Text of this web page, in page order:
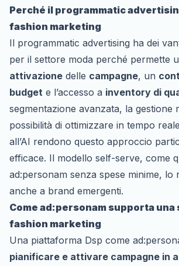
Perché il programmatic
fashion marketing
Il programmatic advertising ha dei
per il settore moda perché permette
attivazione delle campagne, un
budget e l’accesso a inventory di
segmentazione avanzata, la gestione
possibilità di ottimizzare in tempo
all’AI rendono questo approccio
efficace. Il modello self-serve, come
ad:personam senza spese minime, lo
anche a brand emergenti.
Come ad:personam supporta
fashion marketing
Una piattaforma Dsp come
pianificare e attivare campagne in